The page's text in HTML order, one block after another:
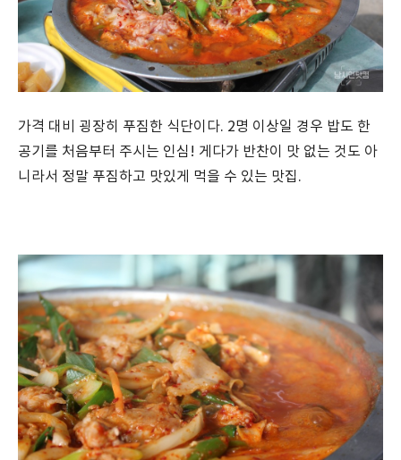
가격 대비 굉장히 푸짐한 식단이다. 2명 이상일 경우 밥도 한
공기를 처음부터 주시는 인심! 게다가 반찬이 맛 없는 것도 아
니라서 정말 푸짐하고 맛있게 먹을 수 있는 맛집.